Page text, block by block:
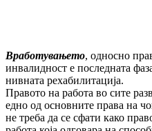
Вработувањето, односно
инвалидност е последната
нивната рехабилитација.
Правото на работа во сите
едно од основните права на
не треба да се сфати како